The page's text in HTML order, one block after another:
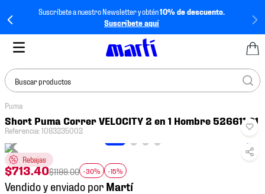
Suscríbete a nuestro Newsletter y obtén10% de descuento.
Suscríbete aquí
Buscar productos
Puma
Short Puma Correr VELOCITY 2 en 1 Hombre 526611 01
Referencia:1083235002
Rebajas
$713.40$1199.00 -30% -15%
Vendido y enviado por
TÉRMINOS MÁS
BUSCADOS
1.
2.
tenis hombre
3.
tenis